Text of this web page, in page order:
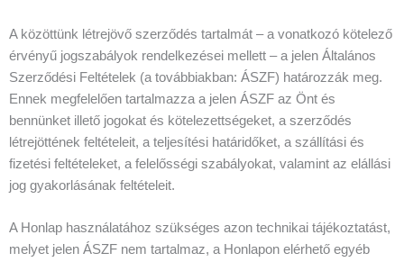
A közöttünk létrejövő szerződés tartalmát – a vonatkozó kötelező
érvényű jogszabályok rendelkezései mellett – a jelen Általános
Szerződési Feltételek (a továbbiakban: ÁSZF) határozzák meg.
Ennek megfelelően tartalmazza a jelen ÁSZF az Önt és
bennünket illető jogokat és kötelezettségeket, a szerződés
létrejöttének feltételeit, a teljesítési határidőket, a szállítási és
fizetési feltételeket, a felelősségi szabályokat, valamint az elállási
jog gyakorlásának feltételeit.
A Honlap használatához szükséges azon technikai tájékoztatást,
melyet jelen ÁSZF nem tartalmaz, a Honlapon elérhető egyéb